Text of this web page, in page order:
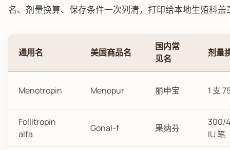
名、剂量换算、保存条件一次列清，打印给本地生殖科
通用名 美国商品名
国内常
见名
剂量
Menotropin Menopur 丽申宝 1 支
Follitropin
alfa
Gonal-f 果纳芬
300/
IU 笔